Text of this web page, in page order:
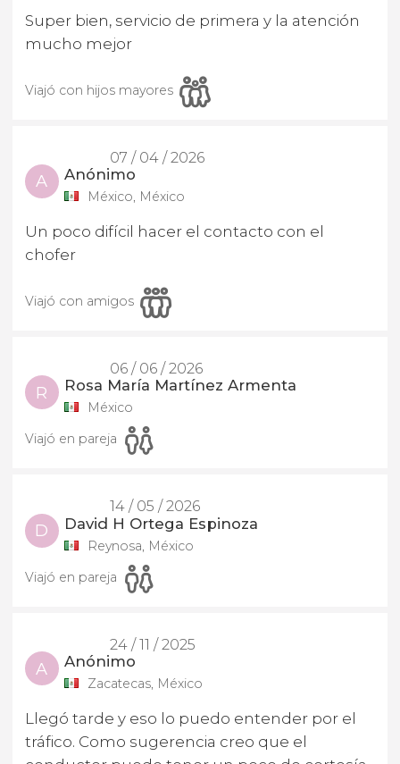
Super bien, servicio de primera y la atención
mucho mejor
Viajó con hijos mayores
07 / 04 / 2026
A Anónimo
México, México
Un poco difícil hacer el contacto con el
chofer
Viajó con amigos
06 / 06 / 2026
R Rosa María Martínez Armenta
México
Viajó en pareja
14 / 05 / 2026
D David H Ortega Espinoza
Reynosa, México
Viajó en pareja
24 / 11 / 2025
A Anónimo
Zacatecas, México
Llegó tarde y eso lo puedo entender por el
tráfico. Como sugerencia creo que el